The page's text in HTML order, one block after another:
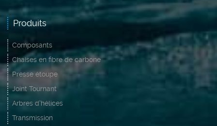
Produits
Composants
Chaises en fibre de carbone
Presse étoupe
Joint Tournant
Arbres d'hélices
Transmission